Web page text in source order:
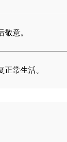
意。
常生活。